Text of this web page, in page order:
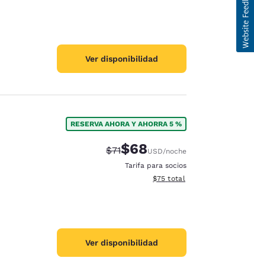
Ver disponibilidad
RESERVA AHORA Y AHORRA 5 %
Precio tachado:
$71Precio con descuento:
$68USD/noche
Tarifa para socios
Ver detalles del total
$75 total
Ver disponibilidad